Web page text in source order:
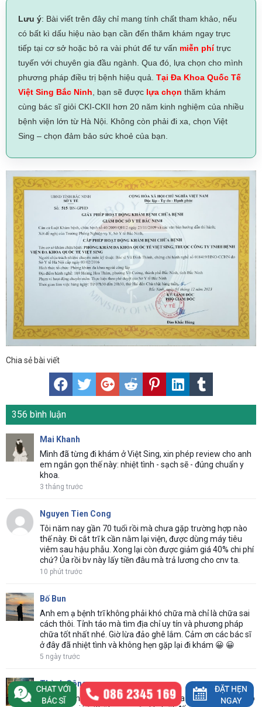
Lưu ý: Bài viết trên đây chỉ mang tính chất tham khảo, nếu
có bất kì dấu hiệu nào bạn cần đến thăm khám ngay trực
tiếp tại cơ sở hoặc bỏ ra vài phút để tư vấn miễn phítrực
tuyến với chuyên gia đầu ngành. Qua đó, lựa chọn cho mình
phương pháp điều trị bệnh hiệu quả. Tại Đa Khoa Quốc Tế
Việt Sing Bắc Ninh , bạn sẽ được lựa chọn thăm khám
cùng bác sĩ giỏi CKI-CKII hơn 20 năm kinh nghiệm của nhiều
bệnh viện lớn từ Hà Nội. Không còn phải đi xa, chọn Việt
Sing – chọn đảm bảo sức khoẻ của bạn.
Chia sẻ bài viết
356 bình luận
Mai Khanh
Mình đã từng đi khám ở Việt Sing, xin phép review cho anh
em ngắn gọn thế này: nhiệt tình - sạch sẽ - đúng chuẩn y
khoa.
3 tháng trước
Nguyen Tien Cong
Tôi năm nay gần 70 tuổi rồi mà chưa gặp trường hợp nào
thế này. Đi cắt trĩ k cần nằm lại viện, được dùng máy tiêu
viêm sau hậu phẫu. Xong lại còn được giảm giá 40% chi phí
chứ? Ủa rồi bv này lấy tiền đâu mà trả lương cho cnv ta.
10 phút trước
Bố Bun
Anh em ạ bệnh trĩ không phải khó chữa mà chỉ là chữa sai
cách thôi. Tỉnh táo mà tìm địa chỉ uy tín và phương pháp
chữa tốt nhất nhé. Giờ lừa đảo ghê lắm. Cảm ơn các bác sĩ
ở đây đã nhiệt tình và không hẹn gặp lại đi khám 😀 😀
5 ngày trước
Thành Công
Trước bị chảy dịch hậu môn vàng khè ra rồi, tưởng phải đeo